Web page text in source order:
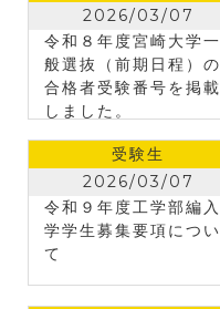
2026/03/07
令和８年度宮崎大学一
般選抜（前期日程）の
合格者受験番号を掲載
しました。
受験生
2026/03/07
令和９年度工学部編入
学学生募集要項につい
て